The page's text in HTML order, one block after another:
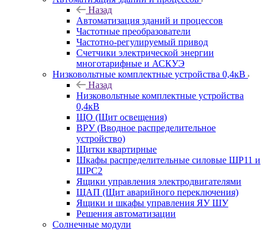
Назад
Автоматизация зданий и процессов
Частотные преобразователи
Частотно-регулируемый привод
Счетчики электрической энергии
многотарифные и АСКУЭ
Низковольтные комплектные устройства 0,4кВ
Назад
Низковольтные комплектные устройства
0,4кВ
ЩО (Щит освещения)
ВРУ (Вводное распределительное
устройство)
Щитки квартирные
Шкафы распределительные силовые ШР11 и
ШРС2
Ящики управления электродвигателями
ЩАП (Щит аварийного переключения)
Ящики и шкафы управления ЯУ ШУ
Решения автоматизации
Солнечные модули